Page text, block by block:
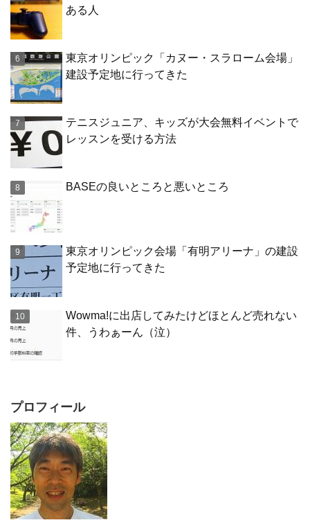
ある人
東京オリンピック「カヌー・スラローム会場」
建設予定地に行ってきた
テニスジュニア、キッズが大会無料イベントで
レッスンを受ける方法
BASEの良いところと悪いところ
東京オリンピック会場「有明アリーナ」の建設
予定地に行ってきた
Wowma!に出店してみたけどほとんど売れない
件、うわぁーん（泣）
プロフィール